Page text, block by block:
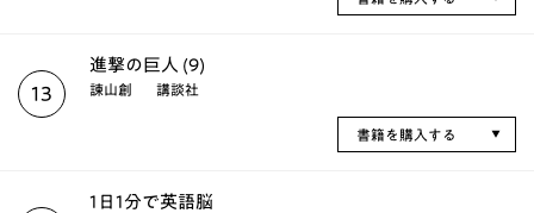
13
進撃の巨人 (9)
諫山創 講談社
書籍を購入する
1日1分で英語脳